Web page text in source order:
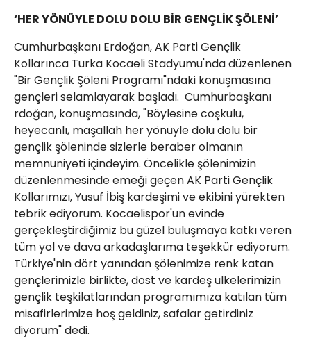
‘HER YÖNÜYLE DOLU DOLU BİR GENÇLİK ŞÖLENİ’
Cumhurbaşkanı Erdoğan, AK Parti Gençlik
Kollarınca Turka Kocaeli Stadyumu'nda düzenlenen
"Bir Gençlik Şöleni Programı"ndaki konuşmasına
gençleri selamlayarak başladı. Cumhurbaşkanı
rdoğan, konuşmasında, "Böylesine coşkulu,
heyecanlı, maşallah her yönüyle dolu dolu bir
gençlik şöleninde sizlerle beraber olmanın
memnuniyeti içindeyim. Öncelikle şölenimizin
düzenlenmesinde emeği geçen AK Parti Gençlik
Kollarımızı, Yusuf İbiş kardeşimi ve ekibini yürekten
tebrik ediyorum. Kocaelispor'un evinde
gerçekleştirdiğimiz bu güzel buluşmaya katkı veren
tüm yol ve dava arkadaşlarıma teşekkür ediyorum.
Türkiye'nin dört yanından şölenimize renk katan
gençlerimizle birlikte, dost ve kardeş ülkelerimizin
gençlik teşkilatlarından programımıza katılan tüm
misafirlerimize hoş geldiniz, safalar getirdiniz
diyorum" dedi.